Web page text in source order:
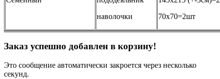
наволочки
70х70=2шт
Заказ успешно добавлен в корзину!
Это сообщение автоматически закроется через несколько
секунд.